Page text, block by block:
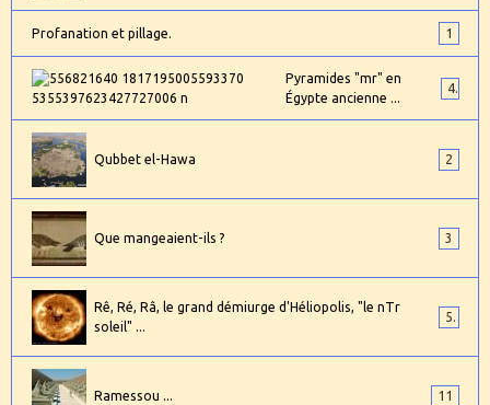
Profanation et pillage. 1
Pyramides "mr" en
Égypte ancienne ...
4
Qubbet el-Hawa 2
Que mangeaient-ils ? 3
Rê, Ré, Râ, le grand démiurge d'Héliopolis, "le nTr
soleil" ...
Ramessou ... 11